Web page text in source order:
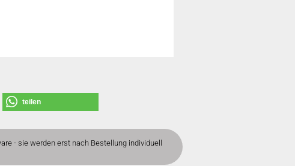
teilen
- sie werden erst nach Bestellung individuell